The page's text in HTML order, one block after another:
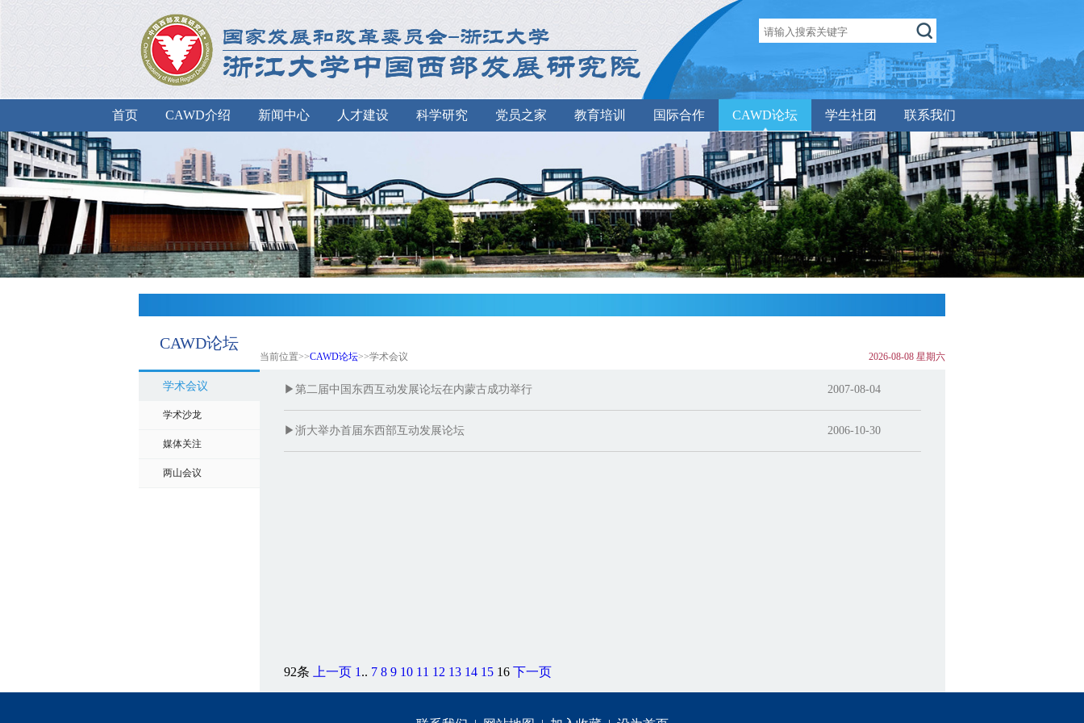
首页 CAWD介绍 新闻中心 人才建设 科学研究 党员之家 教育培训 国际合作 CAWD论坛 学生社团 联系我们
CAWD论坛
当前位置>>CAWD论坛>>学术会议 2026-08-08 星期六
学术会议
学术沙龙
媒体关注
两山会议
▶第二届中国东西互动发展论坛在内蒙古成功举行 2007-08-04
▶浙大举办首届东西部互动发展论坛 2006-10-30
92条 上一页 1 .. 7 8 9 10 11 12 13 14 15 16 下一页